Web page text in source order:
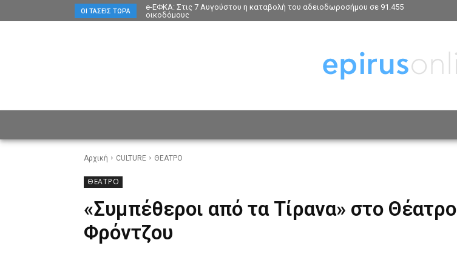
ΟΙ ΤΆΣΕΙΣ ΤΏΡΑ
e-ΕΦΚΑ: Στις 7 Αυγούστου η καταβολή του αδειοδωροσήμου σε 91.455
οικοδόμους
Αρχική CULTURE ΘΕΑΤΡΟ
ΘΕΑΤΡΟ
«Συμπέθεροι από τα Τίρανα» στο Θέατρο
Φρόντζου